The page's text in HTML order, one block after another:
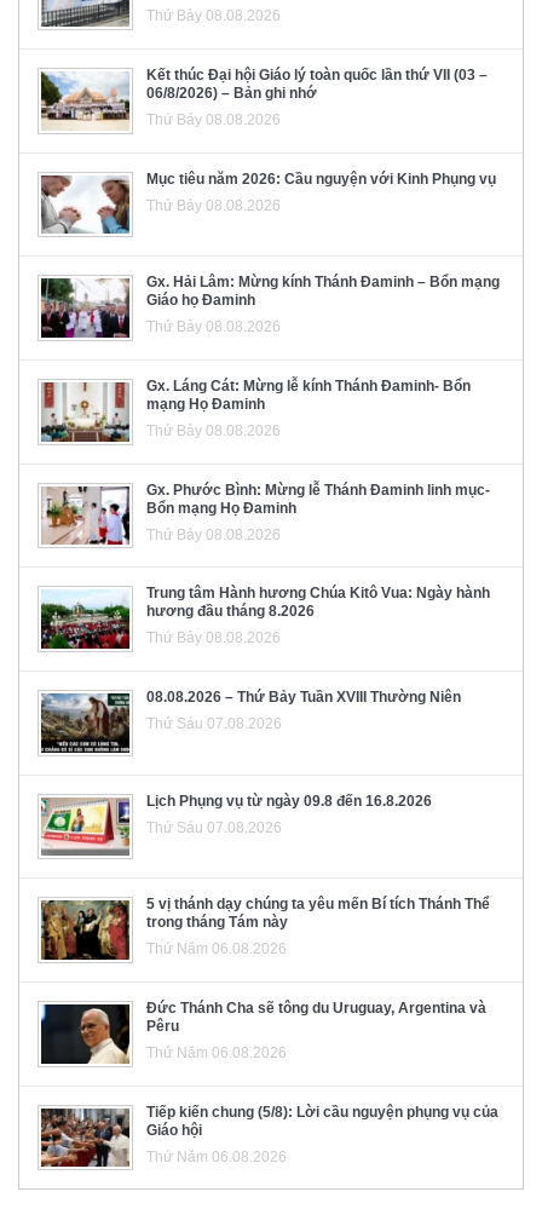
Thứ Bảy 08.08.2026
Kết thúc Đại hội Giáo lý toàn quốc lần thứ VII (03 –
06/8/2026) – Bản ghi nhớ
Thứ Bảy 08.08.2026
Mục tiêu năm 2026: Cầu nguyện với Kinh Phụng vụ
Thứ Bảy 08.08.2026
Gx. Hải Lâm: Mừng kính Thánh Đaminh – Bổn mạng
Giáo họ Đaminh
Thứ Bảy 08.08.2026
Gx. Láng Cát: Mừng lễ kính Thánh Đaminh- Bổn
mạng Họ Đaminh
Thứ Bảy 08.08.2026
Gx. Phước Bình: Mừng lễ Thánh Đaminh linh mục-
Bổn mạng Họ Đaminh
Thứ Bảy 08.08.2026
Trung tâm Hành hương Chúa Kitô Vua: Ngày hành
hương đầu tháng 8.2026
Thứ Bảy 08.08.2026
08.08.2026 – Thứ Bảy Tuần XVIII Thường Niên
Thứ Sáu 07.08.2026
Lịch Phụng vụ từ ngày 09.8 đến 16.8.2026
Thứ Sáu 07.08.2026
5 vị thánh dạy chúng ta yêu mến Bí tích Thánh Thể
trong tháng Tám này
Thứ Năm 06.08.2026
Đức Thánh Cha sẽ tông du Uruguay, Argentina và
Pêru
Thứ Năm 06.08.2026
Tiếp kiến chung (5/8): Lời cầu nguyện phụng vụ của
Giáo hội
Thứ Năm 06.08.2026